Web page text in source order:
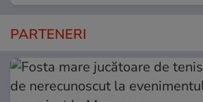
PARTENERI